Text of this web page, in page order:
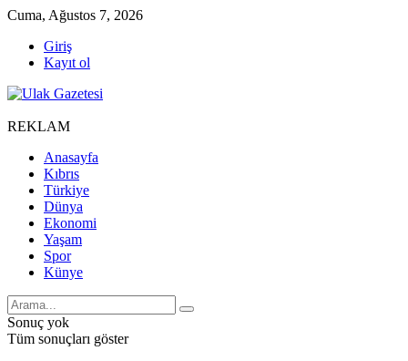
Cuma, Ağustos 7, 2026
Giriş
Kayıt ol
REKLAM
Anasayfa
Kıbrıs
Türkiye
Dünya
Ekonomi
Yaşam
Spor
Künye
Sonuç yok
Tüm sonuçları göster